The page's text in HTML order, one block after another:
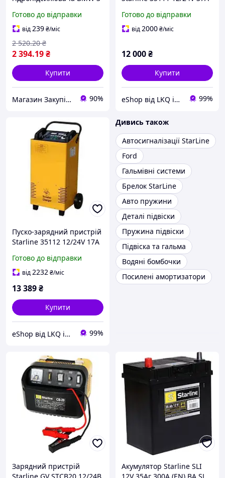
Готово до відправки
від239₴/міс
2 394.19₴
2 520.20 ₴
Купити
Магазин Закупівля 90%
Готово до відправки
від2000₴/міс
12 000₴
Купити
eShop від LKQ інтернет-магазин автозапчастин 99%
Пуско-зарядний пристрій
Starline 35112 12/24V 17А
Готово до відправки
від2232₴/міс
13 389₴
Купити
eShop від LKQ інтернет-магазин автозапчастин 99%
Дивись також
Автосигналізації StarLine
Ford
Гальмівні системи
Брелок StarLine
Авто пружини
Деталі підвіски
Пружина підвіски
Підвіска та гальма
Водяні бомбочки
Посилені амортизатори
Зарядний пристрій
Акумулятор Starline SLI